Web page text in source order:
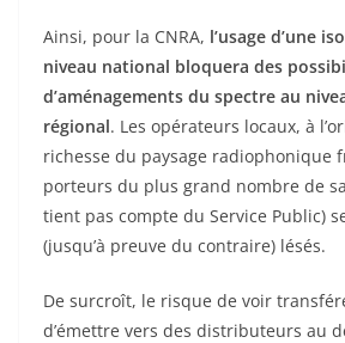
Ainsi, pour la CNRA, l’usage d’une
niveau national bloquera des
d’aménagements du spectre au
régional. Les opérateurs locaux, à
richesse du paysage radiophonique
porteurs du plus grand nombre de
tient pas compte du Service Public)
(jusqu’à preuve du contraire) lésés.
De surcroît, le risque de voir
d’émettre vers des distributeurs au